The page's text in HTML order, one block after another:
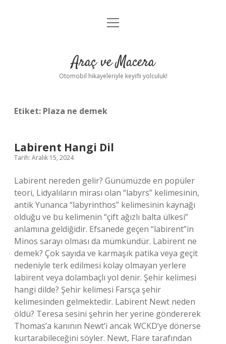
Anasayfa
Yasal Uyarı
menüyü
Araç ve Macera
Otomobil hikayeleriyle keyifli yolculuk!
Etiket: Plaza ne demek
Labirent Hangi Dil
Tarih: Aralık 15, 2024
Labirent nereden gelir? Günümüzde en popüler
teori, Lidyalıların mirası olan “labyrs” kelimesinin,
antik Yunanca “labyrinthos” kelimesinin kaynağı
olduğu ve bu kelimenin “çift ağızlı balta ülkesi”
anlamına geldiğidir. Efsanede geçen “labirent”in
Minos sarayı olması da mümkündür. Labirent ne
demek? Çok sayıda ve karmaşık patika veya geçit
nedeniyle terk edilmesi kolay olmayan yerlere
labirent veya dolambaçlı yol denir. Şehir kelimesi
hangi dilde? Şehir kelimesi Farsça şehir
kelimesinden gelmektedir. Labirent Newt neden
öldü? Teresa sesini şehrin her yerine göndererek
Thomas’a kanının Newt’i ancak WCKD’ye dönerse
kurtarabileceğini söyler. Newt, Flare tarafından